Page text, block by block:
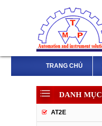
TRANG CHỦ
DANH
AT2E